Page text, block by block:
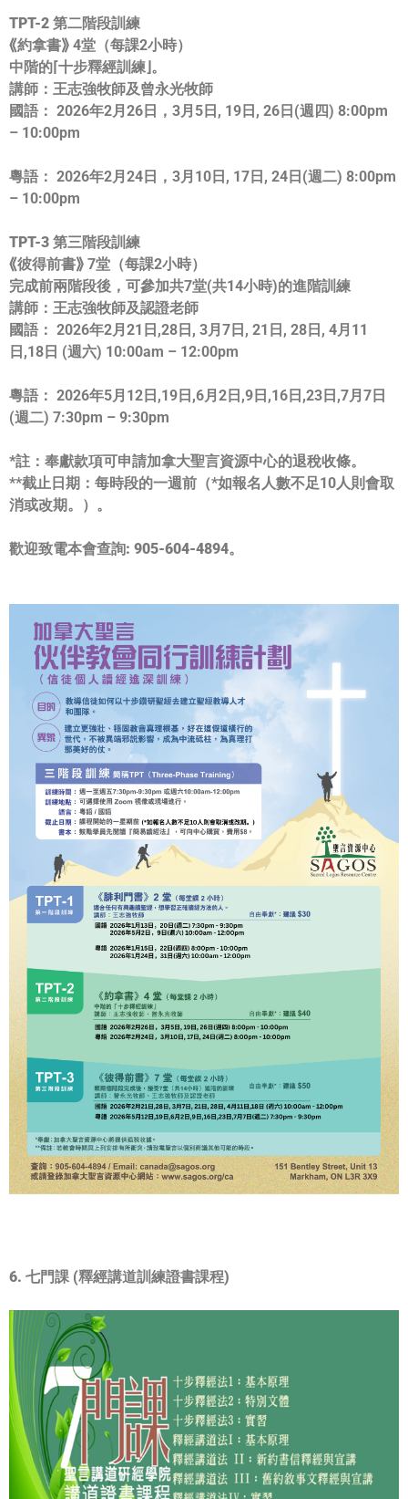
TPT-2 第二階段訓練
⟪約拿書⟫ 4堂（每課2小時）
中階的⌈十步釋經訓練⌋。
講師： 王志強牧師及曾永光牧師
國語： 2026年2月26日，3月5日, 19日, 26日(週四) 8:00pm
– 10:00pm
粵語： 2026年2月24日，3月10日, 17日, 24日(週二) 8:00pm
– 10:00pm
TPT-3 第三階段訓練
⟪彼得前書⟫ 7堂（每課2小時）
完成前兩階段後，可參加共7堂(共14小時)的進階訓練
講師： 王志強牧師及認證老師
國語： 2026年2月21日,28日, 3月7日, 21日, 28日, 4月11
日,18日 (週六) 10:00am – 12:00pm
粵語： 2026年5月12日,19日,6月2日,9日,16日,23日,7月7日
(週二) 7:30pm – 9:30pm
*註 ：奉獻款項可申請加拿大聖言資源中心的退稅收條。
**截止日期： 每時段的一週前（*如報名人數不足10人則會取
消或改期。）。
歡迎致電本會查詢: 905-604-4894。
6. 七門課 (釋經講道訓練證書課程)